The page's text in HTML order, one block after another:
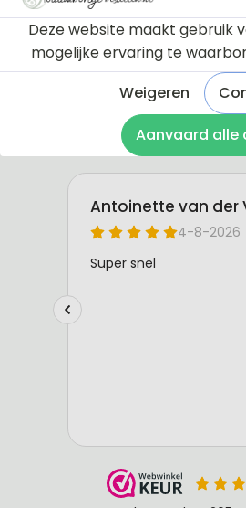
Bekijk de instructie
Deze website maakt gebruik
mogelijke ervaring te
Weigeren
Aanvaard alle